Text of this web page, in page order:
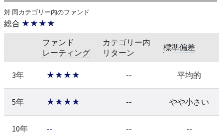
対 同カテゴリー内のファンド
総合 ★★★★
ファンド
レーティング
カテゴリー内
リターン
標準偏差
3年 ★★★★ -- 平均的
5年 ★★★★ -- やや小さい
10年 -- -- --